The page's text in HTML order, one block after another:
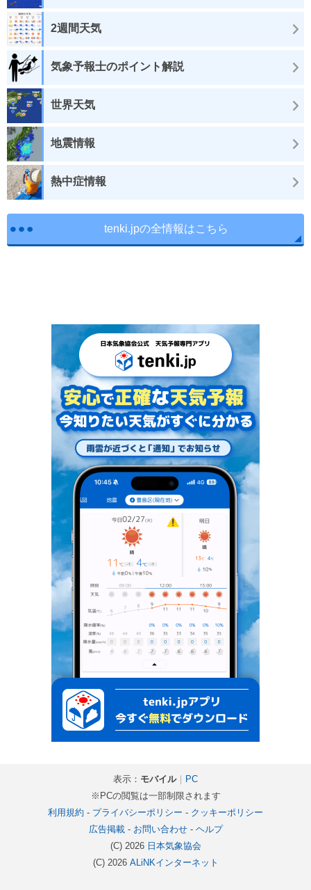
2週間天気
気象予報士のポイント解説
世界天気
地震情報
熱中症情報
tenki.jpの全情報はこちら
表示： モバイル｜ PC
※PCの閲覧は一部制限されます
利用規約 - プライバシーポリシー - クッキーポリシー
広告掲載- お問い合わせ- ヘルプ
(C) 2026 日本気象協会
(C) 2026 ALiNKインターネット